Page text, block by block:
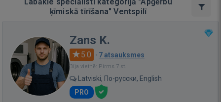
ķīmiskā tīrīšana" Ventspilī
Zans K.
5.0 · 7 atsauksmes
Bija vietnē: Pirms 7 st.
Latviski, По-русски, English
PRO